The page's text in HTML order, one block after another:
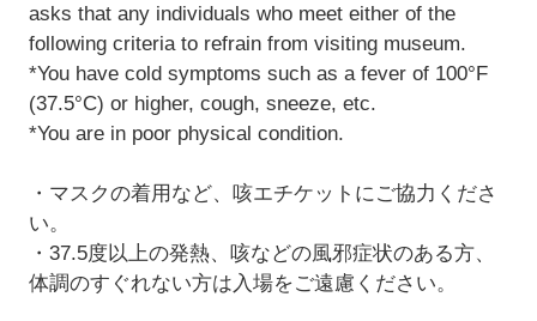
asks that any individuals who meet either of the
following criteria to refrain from visiting museum.
*You have cold symptoms such as a fever of 100°F
(37.5°C) or higher, cough, sneeze, etc.
*You are in poor physical condition.
・マスクの着用など、咳エチケットにご協力くださ
い。
・37.5度以上の発熱、咳などの風邪症状のある方、
体調のすぐれない方は入場をご遠慮ください。